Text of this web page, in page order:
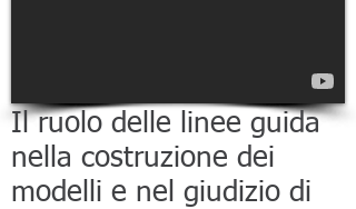
Il ruolo delle linee guida
nella costruzione dei
modelli e nel giudizio di